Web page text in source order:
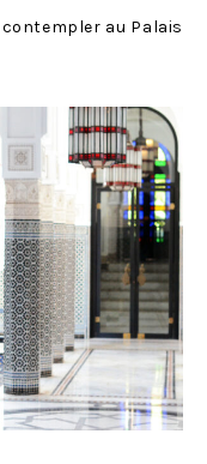
contempler au Palais